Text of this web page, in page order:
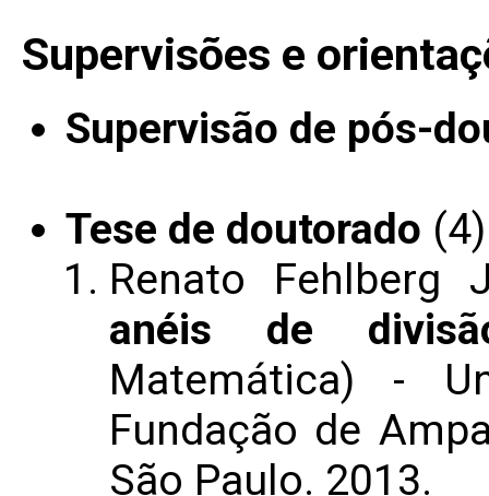
Supervisões e
Supervisão de pós-
Tese de doutorado (4)
Renato Fehlberg
anéis de
Matemática) -
Fundação de
São Paulo. 2013.